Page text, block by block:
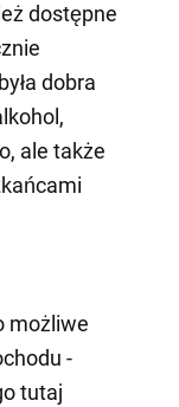
dostępne
dobra
ale także
możliwe
-
tutaj